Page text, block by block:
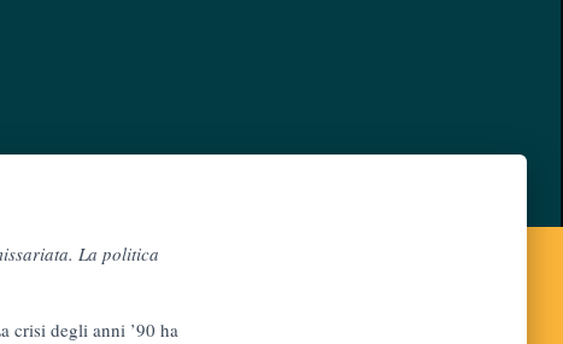
La politica
crisi degli anni ’90 ha